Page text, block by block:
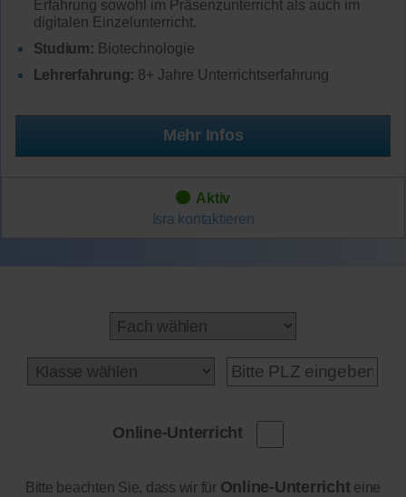
Erfahrung sowohl im Präsenzunterricht als auch im
digitalen Einzelunterricht.
Studium: Biotechnologie
Lehrerfahrung: 8+ Jahre Unterrichtserfahrung
Mehr Infos
Aktiv
Isra kontaktieren
Online-Unterricht
Bitte beachten Sie, dass wir für Online-Unterrichteine